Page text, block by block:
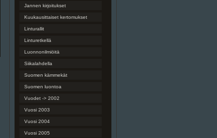
Jannen kirjoitukset
Kuukausittaiset kertomukset
Linturallit
Linturetkellä
Luonnonilmiöitä
Siikalahdella
Suomen kämmekät
Suomen luontoa
Vuodet -> 2002
Vuosi 2003
Vuosi 2004
Vuosi 2005